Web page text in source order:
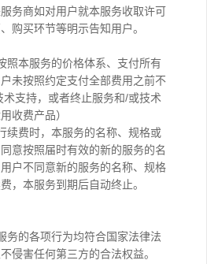
务商如对用户就本服务收取许可
购买环节等明示告知用户。
照本服务的价格体系、支付所有
未按照约定支付全部费用之前不
支持，或者终止服务和/或技术
收费产品）
续费时，本服务的名称、规格或
意按照届时有效的新的服务的名
户不同意新的服务的名称、规格
，本服务到期后自动终止。
务的各项行为均符合国家法律法
侵害任何第三方的合法权益。